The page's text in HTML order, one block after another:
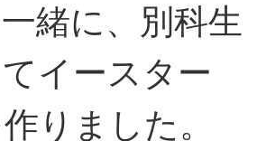
緒に、別科生
イースター
りました。